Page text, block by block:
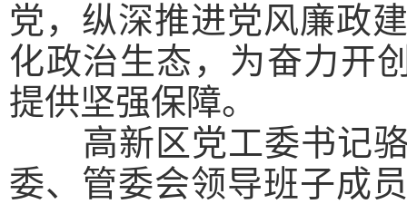
党，纵深推进党风廉政
化政治生态，为奋力开
提供坚强保障。
高新区党工委书记骆
委、管委会领导班子成